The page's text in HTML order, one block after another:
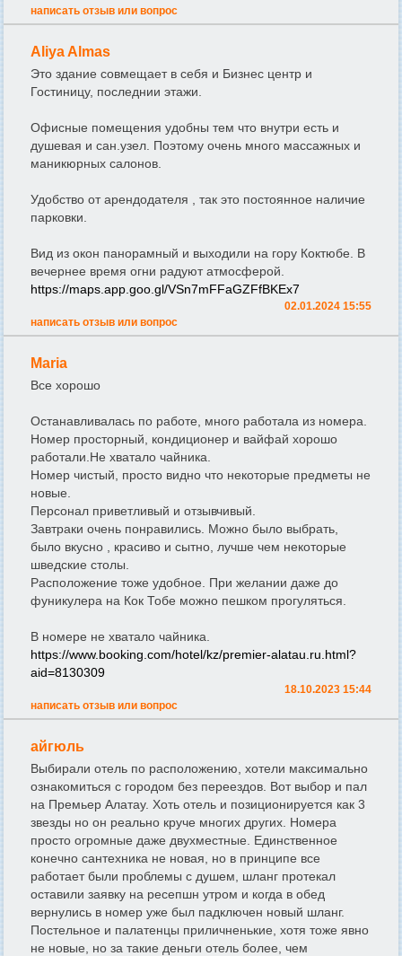
написать отзыв или вопрос
Aliya Almas
Это здание совмещает в себя и Бизнес центр и
Гостиницу, последнии этажи.
Офисные помещения удобны тем что внутри есть и
душевая и сан.узел. Поэтому очень много массажных и
маникюрных салонов.
Удобство от арендодателя , так это постоянное наличие
парковки.
Вид из окон панорамный и выходили на гору Коктюбе. В
вечернее время огни радуют атмосферой.
https://maps.app.goo.gl/VSn7mFFaGZFfBKEx7
02.01.2024 15:55
написать отзыв или вопрос
Maria
Все хорошо
Останавливалась по работе, много работала из номера.
Номер просторный, кондиционер и вайфай хорошо
работали.Не хватало чайника.
Номер чистый, просто видно что некоторые предметы не
новые.
Персонал приветливый и отзывчивый.
Завтраки очень понравились. Можно было выбрать,
было вкусно , красиво и сытно, лучше чем некоторые
шведские столы.
Расположение тоже удобное. При желании даже до
фуникулера на Кок Тобе можно пешком прогуляться.
В номере не хватало чайника.
https://www.booking.com/hotel/kz/premier-alatau.ru.html?
aid=8130309
18.10.2023 15:44
написать отзыв или вопрос
айгюль
Выбирали отель по расположению, хотели максимально
ознакомиться с городом без переездов. Вот выбор и пал
на Премьер Алатау. Хоть отель и позиционируется как 3
звезды но он реально круче многих других. Номера
просто огромные даже двухместные. Единственное
конечно сантехника не новая, но в принципе все
работает были проблемы с душем, шланг протекал
оставили заявку на ресепшн утром и когда в обед
вернулись в номер уже был падключен новый шланг.
Постельное и палатенцы приличненькие, хотя тоже явно
не новые, но за такие деньги отель более, чем